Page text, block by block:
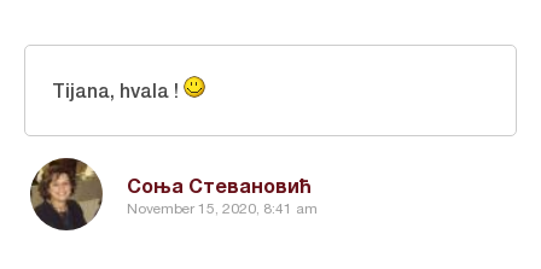
Соња Стевановић
November 15, 2020, 8:41 am
Tijana, hvala !